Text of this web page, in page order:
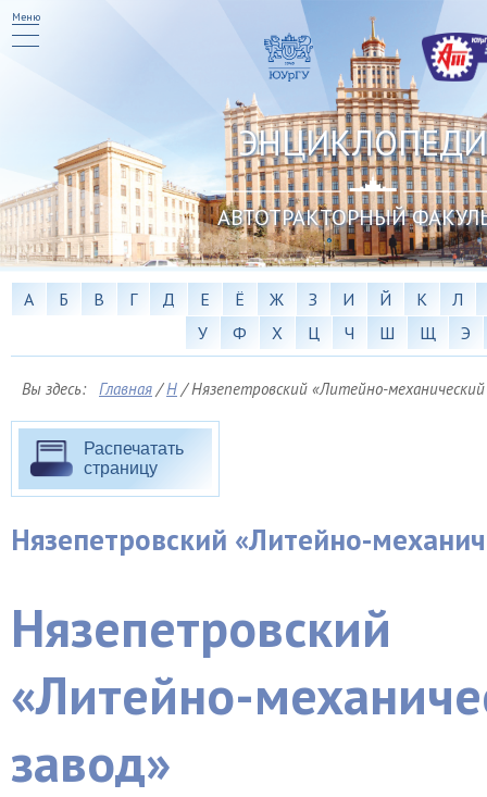
Меню
АВТОТРАКТОРНЫЙ
А Б В Г Д Е Ё Ж З И Й К
Л
У
Ф Х Ц Ч Ш Щ Э
Вы здесь: Главная / Н / Нязепетровский «Литейно-механический
Распечатать
страницу
Нязепетровский «Литейно-
Нязепетровский
«Литейно-
завод»